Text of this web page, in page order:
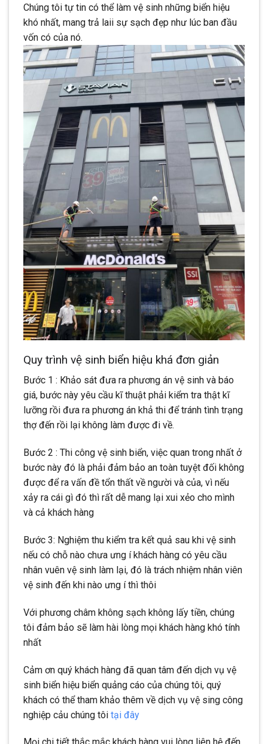
Chúng tôi tự tin có thể làm vệ sinh những biển hiệu
khó nhất, mang trả laii sự sạch đẹp như lúc ban đầu
vốn có của nó.
Quy trình vệ sinh biển hiệu khá đơn giản
Bước 1 : Khảo sát đưa ra phương án vệ sinh và báo
giá, bước này yêu cầu kĩ thuật phải kiểm tra thật kĩ
lưỡng rồi đưa ra phương án khả thi để tránh tình trạng
thợ đến rồi lại không làm được đi về.
Bước 2 : Thi công vệ sinh biển, việc quan trong nhất ở
bước này đó là phải đảm bảo an toàn tuyệt đối không
được để ra vấn đề tổn thất về người và của, vì nếu
xảy ra cái gì đó thì rất dễ mang lại xui xẻo cho mình
và cả khách hàng
Bước 3: Nghiệm thu kiểm tra kết quả sau khi vệ sinh
nếu có chỗ nào chưa ưng í khách hàng có yêu cầu
nhân vuên vệ sinh làm lại, đó là trách nhiệm nhân viên
vệ sinh đến khi nào ưng í thì thôi
Với phương châm không sạch không lấy tiền, chúng
tôi đảm bảo sẽ làm hài lòng mọi khách hàng khó tính
nhất
Cảm ơn quý khách hàng đã quan tâm đến dịch vụ vệ
sinh biển hiệu biển quảng cáo của chúng tôi, quý
khách có thể tham khảo thêm về dịch vụ vệ sing công
nghiệp cảu chúng tôi tại đây